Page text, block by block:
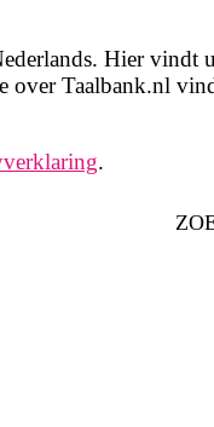
Hier
over Taalbank.nl
.